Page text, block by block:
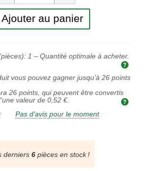
Ajouter au panier
1 – Quantité optimale à acheter.
vous pouvez gagner jusqu'à 26 points
26 points, qui peuvent être convertis
valeur de 0,52 €.
Pas d'avis pour le moment
derniers 6 pièces en stock !